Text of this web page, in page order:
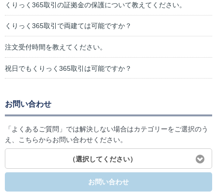
くりっく365取引の証拠金の保護について教えてください。
くりっく365取引で両建ては可能ですか？
注文受付時間を教えてください。
祝日でもくりっく365取引は可能ですか？
お問い合わせ
「よくあるご質問」では解決しない場合はカテゴリーをご選択のう
え、こちらからお問い合わせください。
（選択してください）
お問い合わせ